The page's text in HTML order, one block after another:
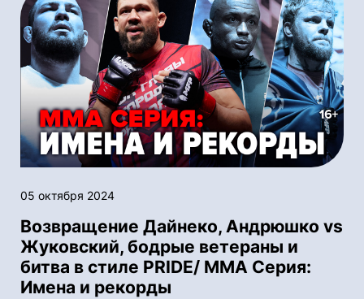
05 октября 2024
Возвращение Дайнеко, Андрюшко vs
Жуковский, бодрые ветераны и
битва в стиле PRIDE/ ММА Серия:
Имена и рекорды